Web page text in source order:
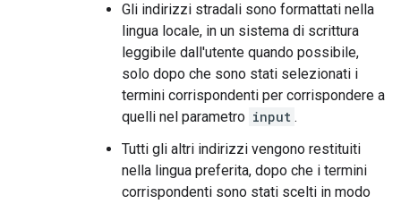
Gli indirizzi stradali sono formattati nella
lingua locale, in un sistema di scrittura
leggibile dall'utente quando possibile,
solo dopo che sono stati selezionati i
termini corrispondenti per corrispondere a
quelli nel parametro input .
Tutti gli altri indirizzi vengono restituiti
nella lingua preferita, dopo che i termini
corrispondenti sono stati scelti in modo